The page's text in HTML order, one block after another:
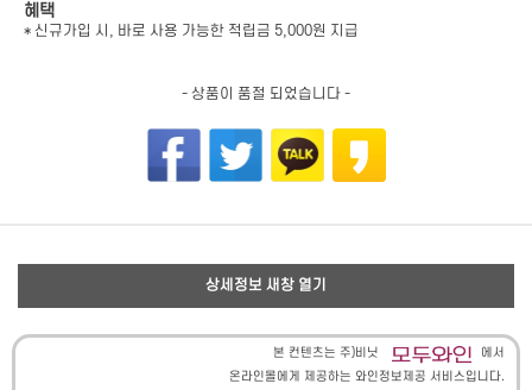
혜택
* 신규가입 시, 바로 사용 가능한 적립금 5,000원 지급
- 상품이 품절 되었습니다 -
상세정보 새창 열기
본 컨텐츠는 주)비닛
에서
온라인몰에게 제공하는 와인정보제공 서비스입니다.